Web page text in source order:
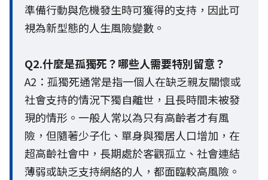
準備行動與危機發生時可獲得的支持，因此可
視為新型態的人生風險變數。
Q2.什麼是孤獨死？哪些人需要特別留意？
A2：孤獨死通常是指一個人在缺乏親友關懷或
社會支持的情況下獨自離世，且長時間未被發
現的情形。一般人常以為只有高齡者才有風
險，但隨著少子化、單身與獨居人口增加，在
超高齡社會中，長期處於客觀孤立、社會連結
薄弱或缺乏支持網絡的人，都面臨較高風險。